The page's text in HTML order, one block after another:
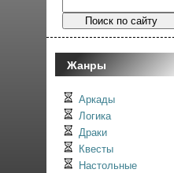
Жанры
Аркады
Логика
Драки
Квесты
Настольные